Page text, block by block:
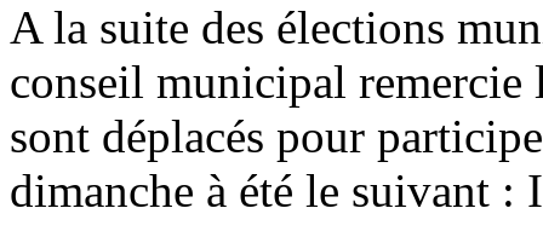
A la suite des élections
conseil municipal remercie
sont déplacés pour
dimanche à été le suivant :